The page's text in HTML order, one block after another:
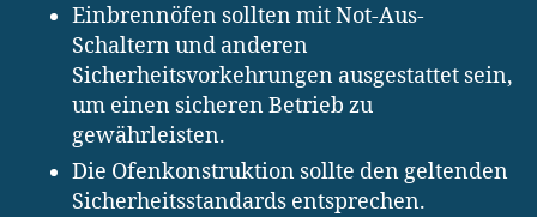
Einbrennöfen sollten mit Not-Aus-
Schaltern und anderen
Sicherheitsvorkehrungen ausgestattet sein,
um einen sicheren Betrieb zu
gewährleisten.
Die Ofenkonstruktion sollte den geltenden
Sicherheitsstandards entsprechen.